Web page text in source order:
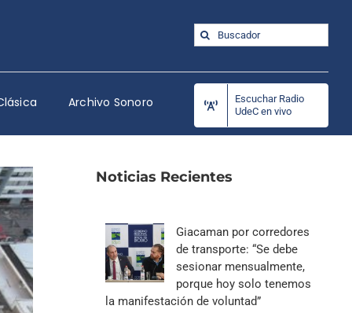
Buscar:
Archivo Sonoro
Escuchar Radio
UdeC en vivo
Noticias Recientes
Giacaman por corredores
de transporte: “Se debe
sesionar mensualmente,
porque hoy solo tenemos
la manifestación de voluntad”